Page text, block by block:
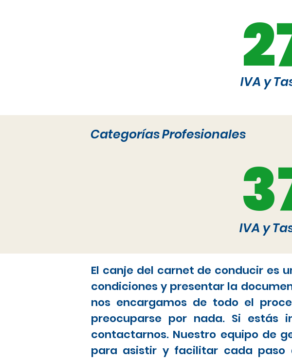
IVA y
Categorías Profesionales
IVA y
El canje del carnet de conducir es
condiciones y presentar la
nos encargamos de todo el
preocuparse por nada. Si estás
contactarnos. Nuestro equipo de
para asistir y facilitar cada paso